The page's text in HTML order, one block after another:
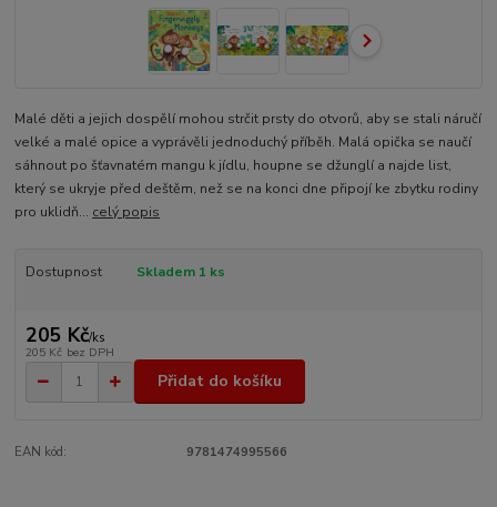
Malé děti a jejich dospělí mohou strčit prsty do otvorů, aby se stali náručí
velké a malé opice a vyprávěli jednoduchý příběh. Malá opička se naučí
sáhnout po šťavnatém mangu k jídlu, houpne se džunglí a najde list,
který se ukryje před deštěm, než se na konci dne připojí ke zbytku rodiny
pro uklidň... celý popis
Dostupnost Skladem 1 ks
205 Kč/ks
205 Kč bez DPH
Přidat do košíku
EAN kód: 9781474995566